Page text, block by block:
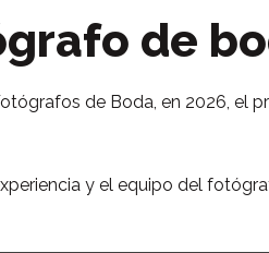
de
de Boda, en 2026, el
y el equipo del